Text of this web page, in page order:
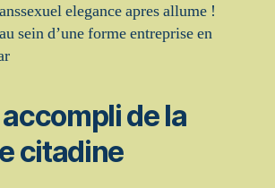
elegance apres allume !
sein d’une forme entreprise en
de la
citadine